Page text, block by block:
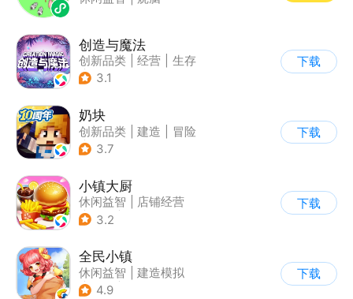
创造与魔法
创新品类 经营
生存
| 开放世界
3.1
下载
奶块
创新品类 建造
冒险
| 开放世界
3.7
下载
小镇大厨
休闲益智
店铺经营
| 美食
3.2
下载
全民小镇
休闲益智
建造模拟
| 卡通
4.9
下载